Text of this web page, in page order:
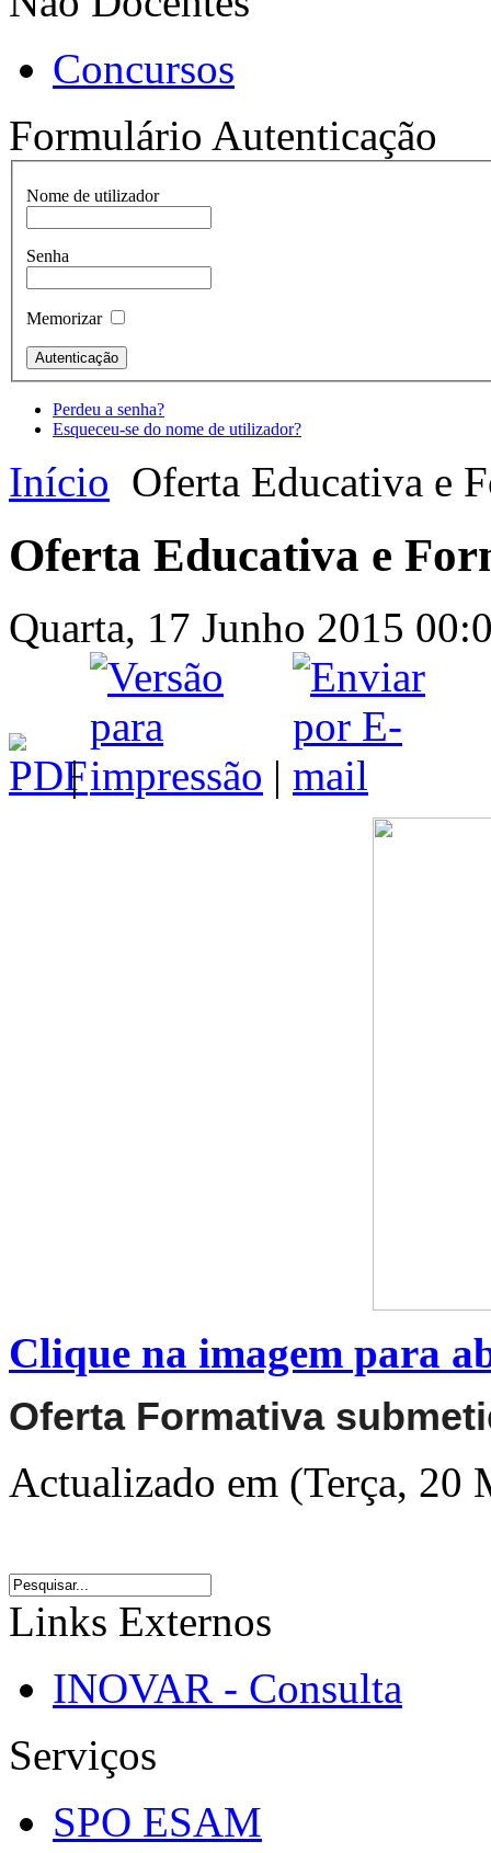
Concursos
Formulário Autenticação
Nome de utilizador
Senha
Memorizar
Perdeu a senha?
Esqueceu-se do nome de utilizador?
Início Oferta Educativa e
Oferta Educativa e
Quarta, 17 Junho 2015
| |
Clique na imagem para
Oferta Formativa
Actualizado em (Terça, 20
Links Externos
INOVAR - Consulta
Serviços
SPO ESAM